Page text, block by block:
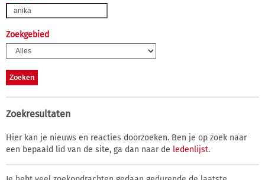
Zoekgebied
Zoekresultaten
Hier kan je nieuws en reacties doorzoeken. Ben je op zoek naar
een bepaald lid van de site, ga dan naar de ledenlijst.